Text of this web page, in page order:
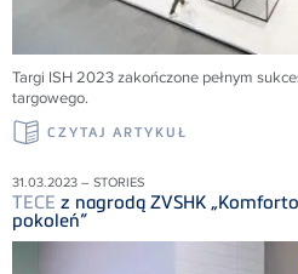
Targi ISH 2023 zakończone pełnym
targowego.
CZYTAJ ARTYKUŁ
31.03.2023 – STORIES
TECE z nagrodą ZVSHK
pokoleń”